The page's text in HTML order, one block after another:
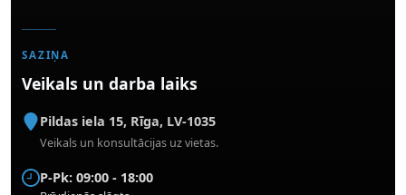
SAZIŅA
Veikals un darba laiks
Pildas iela 15, Rīga, LV-1035
Veikals un konsultācijas uz vietas.
P-Pk: 09:00 - 18:00